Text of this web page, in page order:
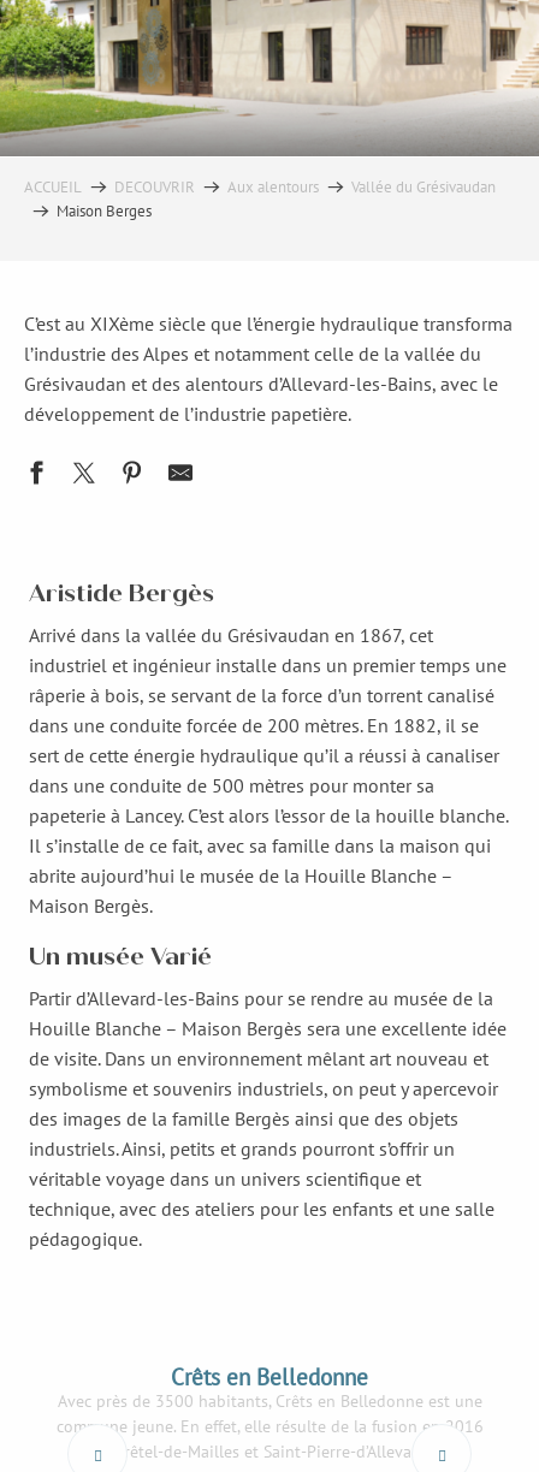
ACCUEIL DECOUVRIR Aux alentours
Vallée du Grésivaudan
Maison Berges
C’est au XIXème siècle que l’énergie hydraulique transforma
l’industrie des Alpes et notamment celle de la vallée du
Grésivaudan et des alentours d’Allevard-les-Bains, avec le
développement de l’industrie papetière.
Aristide Bergès
Arrivé dans la vallée du Grésivaudan en 1867, cet
industriel et ingénieur installe dans un premier temps une
râperie à bois, se servant de la force d’un torrent canalisé
dans une conduite forcée de 200 mètres. En 1882, il se
sert de cette énergie hydraulique qu’il a réussi à canaliser
dans une conduite de 500 mètres pour monter sa
papeterie à Lancey. C’est alors l’essor de la houille blanche.
Il s’installe de ce fait, avec sa famille dans la maison qui
abrite aujourd’hui le musée de la Houille Blanche –
Maison Bergès.
Un musée Varié
Partir d’Allevard-les-Bains pour se rendre au musée de la
Houille Blanche – Maison Bergès sera une excellente idée
de visite. Dans un environnement mêlant art nouveau et
symbolisme et souvenirs industriels, on peut y apercevoir
des images de la famille Bergès ainsi que des objets
industriels. Ainsi, petits et grands pourront s’offrir un
véritable voyage dans un univers scientifique et
technique, avec des ateliers pour les enfants et une salle
pédagogique.
Crêts en Belledonne
Avec près de 3500 habitants, Crêts en Belledonne est une
commune jeune. En effet, elle résulte de la fusion en 2016
de Morêtel-de-Mailles et Saint-Pierre-d’Allevard. Si...